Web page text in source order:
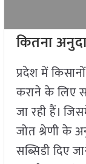
कितना
प्रदेश में
कराने के लिए
जा रही हैं।
जोत श्रेणी के
सब्सिडी दिए